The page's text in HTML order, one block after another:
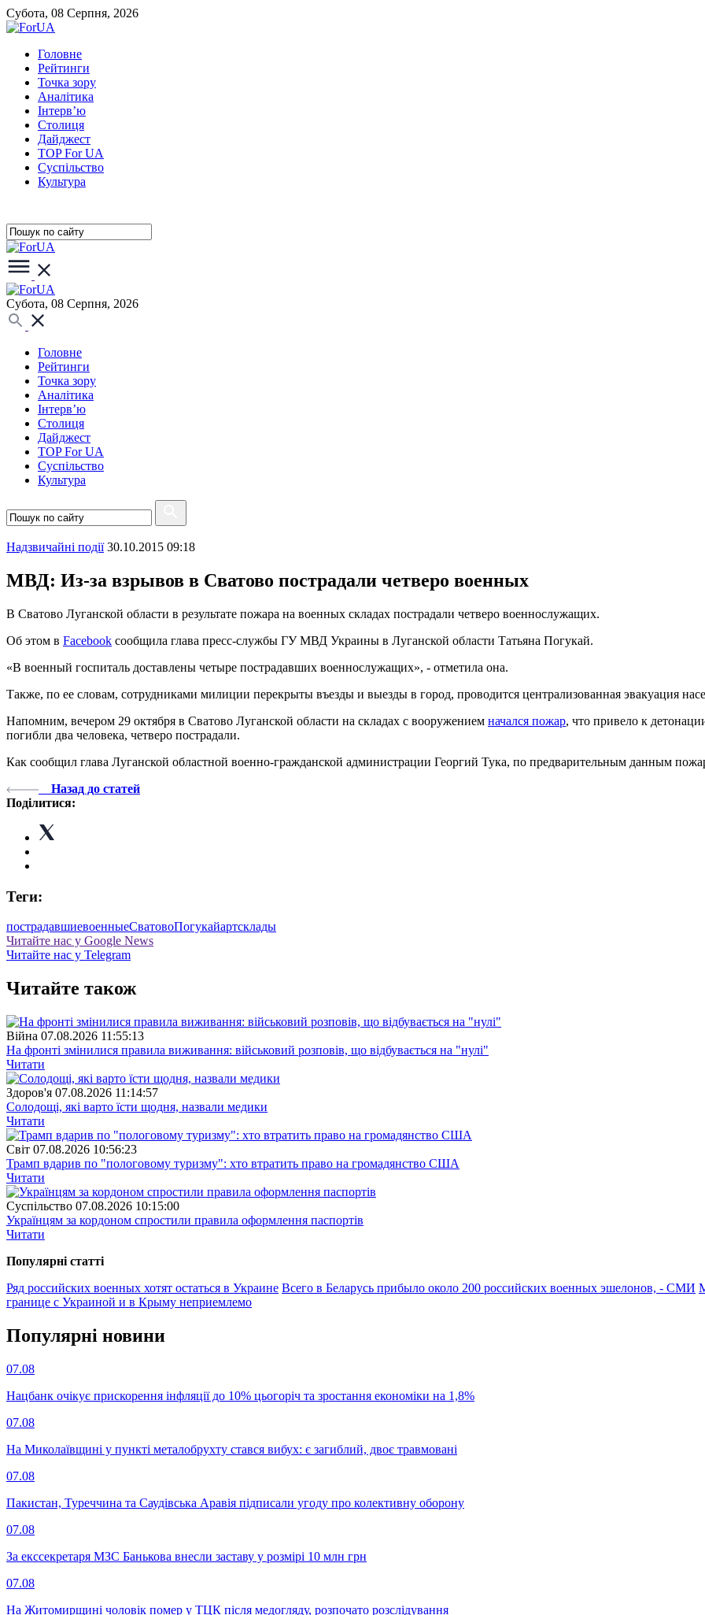
Субота, 08 Серпня, 2026
Головне
Рейтинги
Точка зору
Аналітика
Інтерв’ю
Столиця
Дайджест
TOP For UA
Суспiльство
Культура
Субота, 08 Серпня, 2026
Головне
Рейтинги
Точка зору
Аналітика
Інтерв’ю
Столиця
Дайджест
TOP For UA
Суспiльство
Культура
Надзвичайні події 30.10.2015 09:18
МВД: Из-за взрывов в Сватово пострадали четверо военных
В Сватово Луганской области в результате пожара на военных складах пострадали четверо военнослужащих.
Об этом в Facebook сообщила глава пресс-службы ГУ МВД Украины в Луганской области Татьяна Погукай.
«В военный госпиталь доставлены четыре пострадавших военнослужащих», - отметила она.
Также, по ее словам, сотрудниками милиции перекрыты въезды и выезды в город, проводится централизованная эвакуация
Напомним, вечером 29 октября в Сватово Луганской области на складах с вооружением начался пожар, что привело к
погибли два человека, четверо пострадали.
Как сообщил глава Луганской областной военно-гражданской администрации Георгий Тука, по предварительным данным пожар
Назад до статей
Поділитися:
Теги:
пострадавшиевоенныеСватовоПогукайартсклады
Читайте нас у Google News
Читайте нас у Telegram
Читайте також
Війна 07.08.2026 11:55:13
На фронті змінилися правила виживання: військовий розповів, що відбувається на "нулі"
Читати
Здоров'я 07.08.2026 11:14:57
Солодощі, які варто їсти щодня, назвали медики
Читати
Свiт 07.08.2026 10:56:23
Трамп вдарив по "пологовому туризму": хто втратить право на громадянство США
Читати
Суспiльство 07.08.2026 10:15:00
Українцям за кордоном спростили правила оформлення паспортів
Читати
Популярнi статтi
Ряд российских военных хотят остаться в Украине Всего в Беларусь прибыло около 200 российских военных эшелонов, - СМИ
границе с Украиной и в Крыму неприемлемо
Популярнi новини
07.08
Нацбанк очікує прискорення інфляції до 10% цьогоріч та зростання економіки на 1,8%
07.08
На Миколаївщині у пункті металобрухту стався вибух: є загиблий, двоє травмовані
07.08
Пакистан, Туреччина та Саудівська Аравія підписали угоду про колективну оборону
07.08
За екссекретаря МЗС Банькова внесли заставу у розмірі 10 млн грн
07.08
На Житомирщині чоловік помер у ТЦК після медогляду, розпочато розслідування